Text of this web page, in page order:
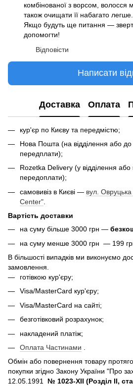
комбінованої з ворсом, волосся
також очищати її набагато легше.
Якщо будуть ще питання —
допомогти!
Відповісти
Написати
Доставка Оплата
кур'єр по Києву та передмістю;
Нова Пошта (на відділення або
передплати);
Rozetka Delivery (у відділення
передоплати);
самовивіз в Києві — вул.
Center"
Вартість доставки
на суму більше 3000 грн —
на суму менше 3000 грн — 199
В більшості випадків ми виконуємо
замовлення.
готівкою кур'єру;
Visa/MasterCard кур'єру;
Visa/MasterCard на сайті;
безготівковий розрахунок;
накладений платіж;
Оплата Частинами
Обмін або повернення товару
покупки згідно Закону України "Про
12.05.1991 № 1023-XII (Розділ II,